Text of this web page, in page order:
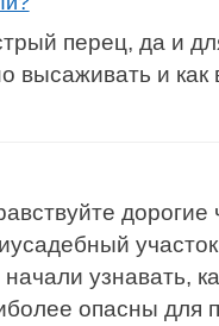
перец, да и
высаживать и
дорогие
узнавать,
опасны для